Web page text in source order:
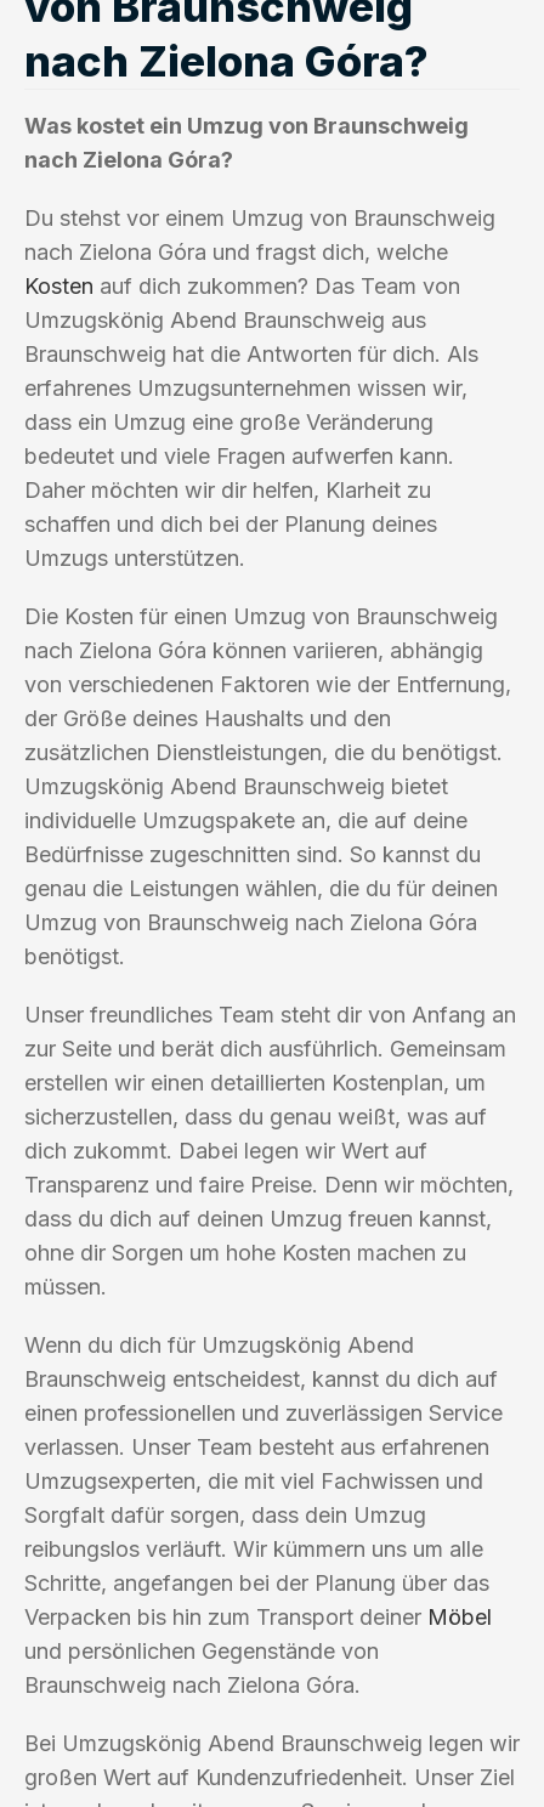
nach Zielona Góra?
Was kostet ein Umzug von Braunschweig
nach Zielona Góra?
Du stehst vor einem Umzug von Braunschweig
nach Zielona Góra und fragst dich, welche
Kosten auf dich zukommen? Das Team von
Umzugskönig Abend Braunschweig aus
Braunschweig hat die Antworten für dich. Als
erfahrenes Umzugsunternehmen wissen wir,
dass ein Umzug eine große Veränderung
bedeutet und viele Fragen aufwerfen kann.
Daher möchten wir dir helfen, Klarheit zu
schaffen und dich bei der Planung deines
Umzugs unterstützen.
Die Kosten für einen Umzug von Braunschweig
nach Zielona Góra können variieren, abhängig
von verschiedenen Faktoren wie der Entfernung,
der Größe deines Haushalts und den
zusätzlichen Dienstleistungen, die du benötigst.
Umzugskönig Abend Braunschweig bietet
individuelle Umzugspakete an, die auf deine
Bedürfnisse zugeschnitten sind. So kannst du
genau die Leistungen wählen, die du für deinen
Umzug von Braunschweig nach Zielona Góra
benötigst.
Unser freundliches Team steht dir von Anfang an
zur Seite und berät dich ausführlich. Gemeinsam
erstellen wir einen detaillierten Kostenplan, um
sicherzustellen, dass du genau weißt, was auf
dich zukommt. Dabei legen wir Wert auf
Transparenz und faire Preise. Denn wir möchten,
dass du dich auf deinen Umzug freuen kannst,
ohne dir Sorgen um hohe Kosten machen zu
müssen.
Wenn du dich für Umzugskönig Abend
Braunschweig entscheidest, kannst du dich auf
einen professionellen und zuverlässigen Service
verlassen. Unser Team besteht aus erfahrenen
Umzugsexperten, die mit viel Fachwissen und
Sorgfalt dafür sorgen, dass dein Umzug
reibungslos verläuft. Wir kümmern uns um alle
Schritte, angefangen bei der Planung über das
Verpacken bis hin zum Transport deiner Möbel
und persönlichen Gegenstände von
Braunschweig nach Zielona Góra.
Bei Umzugskönig Abend Braunschweig legen wir
großen Wert auf Kundenzufriedenheit. Unser Ziel